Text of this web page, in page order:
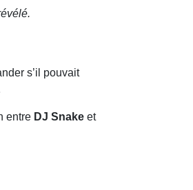
s’il pouvait
entre DJ Snake et